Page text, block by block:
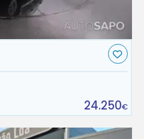
24.250€